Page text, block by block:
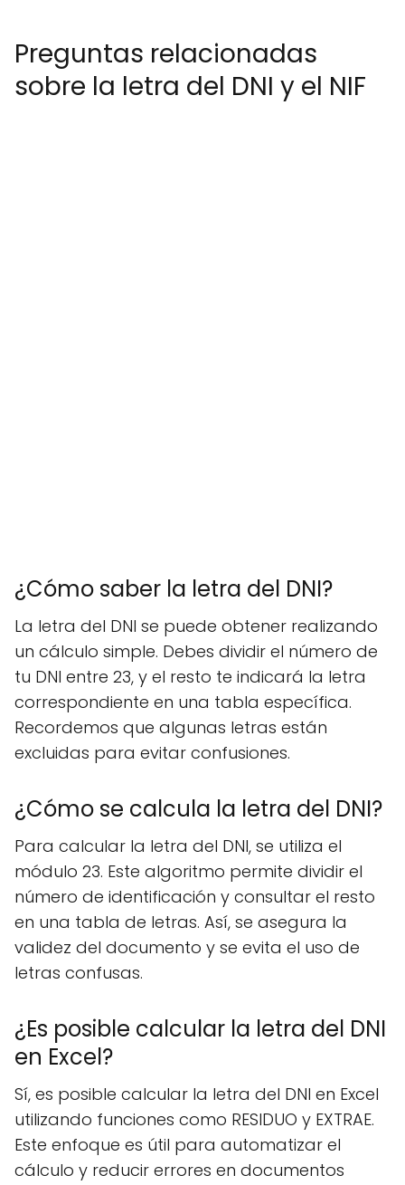
Preguntas relacionadas
sobre la letra del DNI y el NIF
¿Cómo saber la letra del DNI?
La letra del DNI se puede obtener realizando
un cálculo simple. Debes dividir el número de
tu DNI entre 23, y el resto te indicará la letra
correspondiente en una tabla específica.
Recordemos que algunas letras están
excluidas para evitar confusiones.
¿Cómo se calcula la letra del DNI?
Para calcular la letra del DNI, se utiliza el
módulo 23. Este algoritmo permite dividir el
número de identificación y consultar el resto
en una tabla de letras. Así, se asegura la
validez del documento y se evita el uso de
letras confusas.
¿Es posible calcular la letra del DNI
en Excel?
Sí, es posible calcular la letra del DNI en Excel
utilizando funciones como RESIDUO y EXTRAE.
Este enfoque es útil para automatizar el
cálculo y reducir errores en documentos